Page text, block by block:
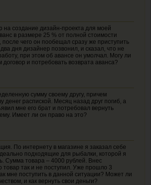
на создание дизайн-проекта для моей
в размере 25 % от полной стоимости
чего он пообещал сразу же приступить
дня дизайнер позвонил, и сказал, что не
при этом об авансе он умолчал. Могу ли
договор и потребовать возврата аванса?
сумму своему другу, причем
денег распиской. Месяц назад друг погиб, а
мне его брат и потребовал вернуть
Имеет ли он право на это?
По интернету в магазине я заказал себе
подходящие для рыбалки, которой я
Сумма товара – 4000 рублей. Внес
товар так и не поступил. Уже прошло 3
мне поступить в данной ситуации? Может ли
и как вернуть свои деньги?